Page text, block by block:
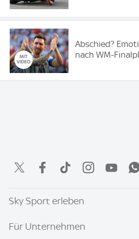
Abschied?
nach WM-
Sky Sport erleben
Für Unternehmen